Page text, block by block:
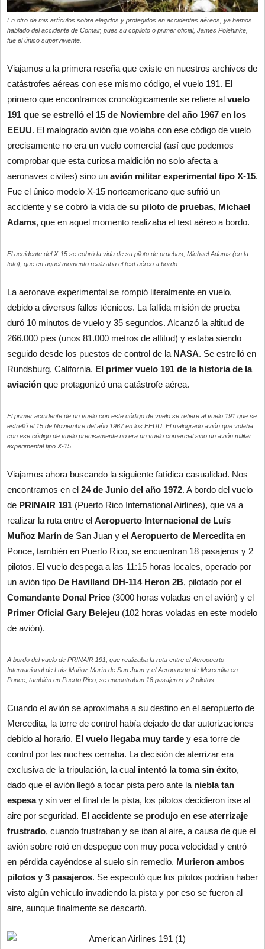
En otro de mis artículos sobre elegidos y protegidos en accidentes aéreos, ya hemos
hablado del accidente de Comair, pues su copiloto o primer oficial, James Polehinke,
fue el único superviviente.
Viajamos a la primera reseña que existe en nuestros archivos de
catástrofes aéreas con ese mismo código, el vuelo 191. El
primero que encontramos cronológicamente se refiere al vuelo
191 que se estrelló el 15 de Noviembre del año 1967 en los
EEUU. El malogrado avión que volaba con ese código de vuelo
precisamente no era un vuelo comercial (así que podemos
comprobar que esta curiosa maldición no solo afecta a
aeronaves civiles) sino un avión militar experimental tipo X-15.
Fue el único modelo X-15 norteamericano que sufrió un
accidente y se cobró la vida de su piloto de pruebas, Michael
Adams, que en aquel momento realizaba el test aéreo a bordo.
El accidente del X-15 se cobró la vida de su piloto de pruebas, Michael Adams (en la
foto), que en aquel momento realizaba el test aéreo a bordo.
La aeronave experimental se rompió literalmente en vuelo,
debido a diversos fallos técnicos. La fallida misión de prueba
duró 10 minutos de vuelo y 35 segundos. Alcanzó la altitud de
266.000 pies (unos 81.000 metros de altitud) y estaba siendo
seguido desde los puestos de control de la NASA. Se estrelló en
Rundsburg, California. El primer vuelo 191 de la historia de la
aviación que protagonizó una catástrofe aérea.
El primer accidente de un vuelo con este código de vuelo se refiere al vuelo 191 que se
estrelló el 15 de Noviembre del año 1967 en los EEUU. El malogrado avión que volaba
con ese código de vuelo precisamente no era un vuelo comercial sino un avión militar
experimental tipo X-15.
Viajamos ahora buscando la siguiente fatídica casualidad. Nos
encontramos en el 24 de Junio del año 1972. A bordo del vuelo
de PRINAIR 191 (Puerto Rico International Airlines), que va a
realizar la ruta entre el Aeropuerto Internacional de Luís
Muñoz Marín de San Juan y el Aeropuerto de Merceditaen
Ponce, también en Puerto Rico, se encuentran 18 pasajeros y 2
pilotos. El vuelo despega a las 11:15 horas locales, operado por
un avión tipo De Havilland DH-114 Heron 2B, pilotado por el
Comandante Donal Price (3000 horas voladas en el avión) y el
Primer Oficial Gary Belejeu (102 horas voladas en este modelo
de avión).
A bordo del vuelo de PRINAIR 191, que realizaba la ruta entre el Aeropuerto
Internacional de Luís Muñoz Marín de San Juan y el Aeropuerto de Mercedita en
Ponce, también en Puerto Rico, se encontraban 18 pasajeros y 2 pilotos.
Cuando el avión se aproximaba a su destino en el aeropuerto de
Mercedita, la torre de control había dejado de dar autorizaciones
debido al horario. El vuelo llegaba muy tarde y esa torre de
control por las noches cerraba. La decisión de aterrizar era
exclusiva de la tripulación, la cual intentó la toma sin éxito,
dado que el avión llegó a tocar pista pero ante la niebla tan
espesay sin ver el final de la pista, los pilotos decidieron irse al
aire por seguridad. El accidente se produjo en ese aterrizaje
frustrado, cuando frustraban y se iban al aire, a causa de que el
avión sobre rotó en despegue con muy poca velocidad y entró
en pérdida cayéndose al suelo sin remedio. Murieron ambos
pilotos y 3 pasajeros. Se especuló que los pilotos podrían haber
visto algún vehículo invadiendo la pista y por eso se fueron al
aire, aunque finalmente se descartó.